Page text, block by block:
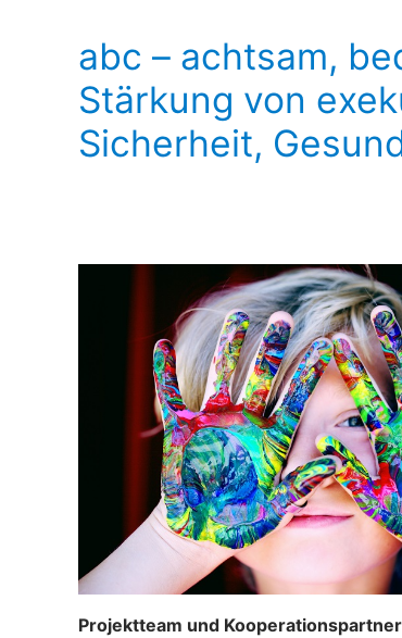
abc – achtsam,
Stärkung von
Sicherheit,
Projektteam und Kooperationspartner